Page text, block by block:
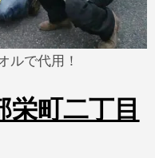
ルで代用！
栄町二丁目